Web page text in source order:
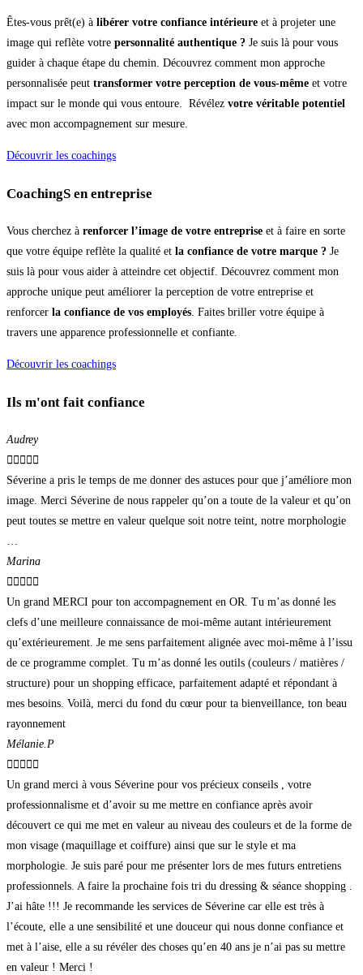
Êtes-vous prêt(e) à libérer votre confiance intérieure et à projeter une
image qui reflète votre personnalité authentique ? Je suis là pour vous
guider à chaque étape du chemin. Découvrez comment mon approche
personnalisée peut transformer votre perception de vous-même et votre
impact sur le monde qui vous entoure. Révélez votre véritable potentiel
avec mon accompagnement sur mesure.
Découvrir les coachings
CoachingS en entreprise
Vous cherchez à renforcer l’image de votre entreprise et à faire en sorte
que votre équipe reflète la qualité et la confiance de votre marque ? Je
suis là pour vous aider à atteindre cet objectif. Découvrez comment mon
approche unique peut améliorer la perception de votre entreprise et
renforcer la confiance de vos employés. Faites briller votre équipe à
travers une apparence professionnelle et confiante.
Découvrir les coachings
Ils m'ont fait confiance
Audrey
    
Séverine a pris le temps de me donner des astuces pour que j’améliore mon
image. Merci Séverine de nous rappeler qu’on a toute de la valeur et qu’on
peut toutes se mettre en valeur quelque soit notre teint, notre morphologie
…
Marina
    
Un grand MERCI pour ton accompagnement en OR. Tu m’as donné les
clefs d’une meilleure connaissance de moi-même autant intérieurement
qu’extérieurement. Je me sens parfaitement alignée avec moi-même à l’issu
de ce programme complet. Tu m’as donné les outils (couleurs / matières /
structure) pour un shopping efficace, parfaitement adapté et répondant à
mes besoins. Voilà, merci du fond du cœur pour ta bienveillance, ton beau
rayonnement
Mélanie.P
    
Un grand merci à vous Séverine pour vos précieux conseils , votre
professionnalisme et d’avoir su me mettre en confiance après avoir
découvert ce qui me met en valeur au niveau des couleurs et de la forme de
mon visage (maquillage et coiffure) ainsi que sur le style et ma
morphologie. Je suis paré pour me présenter lors de mes futurs entretiens
professionnels. A faire la prochaine fois tri du dressing & séance shopping .
J’ai hâte !!! Je recommande les services de Séverine car elle est très à
l’écoute, elle a une sensibilité et une douceur qui nous donne confiance et
met à l’aise, elle a su révéler des choses qu’en 40 ans je n’ai pas su mettre
en valeur ! Merci !